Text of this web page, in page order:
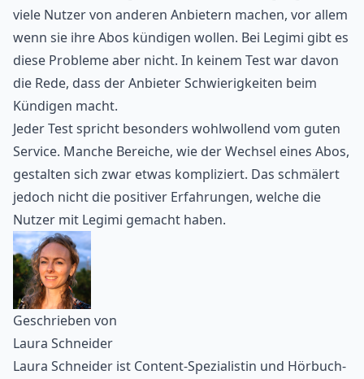
viele Nutzer von anderen Anbietern machen, vor allem
wenn sie ihre Abos kündigen wollen. Bei Legimi gibt es
diese Probleme aber nicht. In keinem Test war davon
die Rede, dass der Anbieter Schwierigkeiten beim
Kündigen macht.
Jeder Test spricht besonders wohlwollend vom guten
Service. Manche Bereiche, wie der Wechsel eines Abos,
gestalten sich zwar etwas kompliziert. Das schmälert
jedoch nicht die positiver Erfahrungen, welche die
Nutzer mit Legimi gemacht haben.
Geschrieben von
Laura Schneider
Laura Schneider ist Content-Spezialistin und Hörbuch-